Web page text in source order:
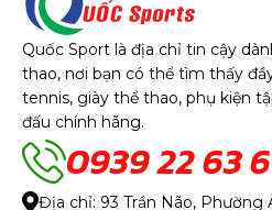
Quốc Sport là địa chỉ tin cậy
thao, nơi bạn có thể tìm thấy
tennis, giày thể thao, phụ kiện
đấu chính hãng.
0939 22 63
Địa chỉ: 93 Trần Não, Phường